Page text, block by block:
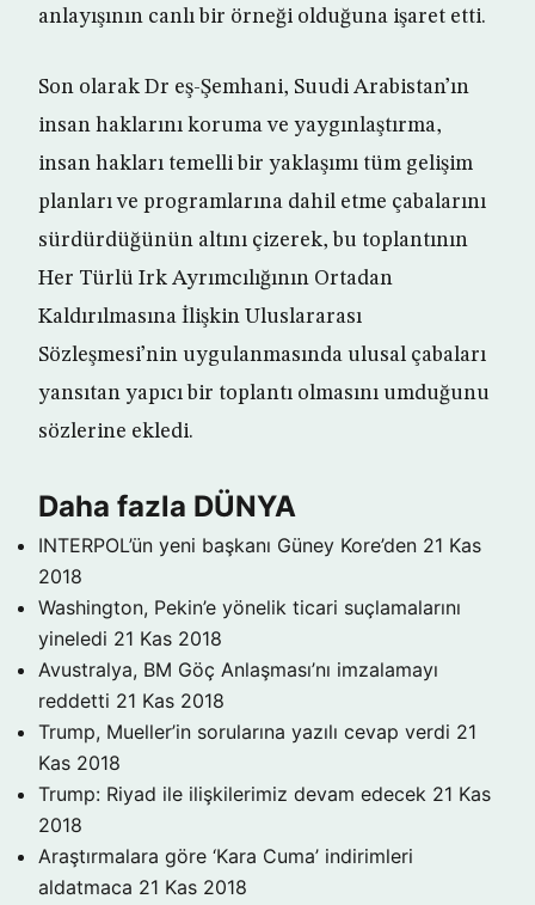
anlayışının canlı bir örneği olduğuna işaret etti.
Son olarak Dr eş-Şemhani, Suudi Arabistan’ın
insan haklarını koruma ve yaygınlaştırma,
insan hakları temelli bir yaklaşımı tüm gelişim
planları ve programlarına dahil etme çabalarını
sürdürdüğünün altını çizerek, bu toplantının
Her Türlü Irk Ayrımcılığının Ortadan
Kaldırılmasına İlişkin Uluslararası
Sözleşmesi’nin uygulanmasında ulusal çabaları
yansıtan yapıcı bir toplantı olmasını umduğunu
sözlerine ekledi.
Daha fazla DÜNYA
INTERPOL’ün yeni başkanı Güney Kore’den 21 Kas
2018
Washington, Pekin’e yönelik ticari suçlamalarını
yineledi 21 Kas 2018
Avustralya, BM Göç Anlaşması’nı imzalamayı
reddetti 21 Kas 2018
Trump, Mueller’in sorularına yazılı cevap verdi 21
Kas 2018
Trump: Riyad ile ilişkilerimiz devam edecek 21 Kas
2018
Araştırmalara göre ‘Kara Cuma’ indirimleri
aldatmaca 21 Kas 2018